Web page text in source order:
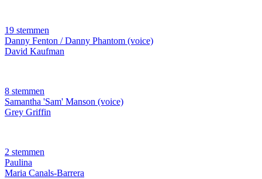
19 stemmen
Danny Fenton / Danny Phantom (voice)
David Kaufman
8 stemmen
Samantha 'Sam' Manson (voice)
Grey Griffin
2 stemmen
Paulina
Maria Canals-Barrera